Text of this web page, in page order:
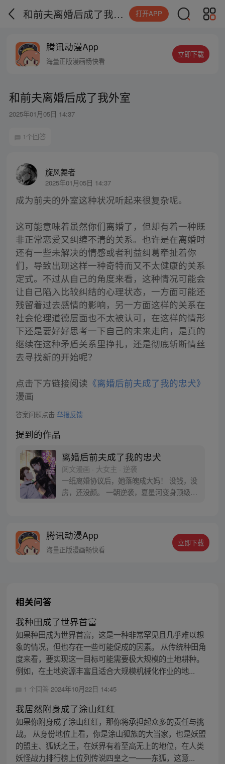
和前夫离婚后成了我外室 打开APP
腾讯动漫App
海量正版漫画畅快看
立即下载
和前夫离婚后成了我外室
2025年01月05日 14:37
1个回答
旋风舞者
2025年01月05日 14:37
成为前夫的外室这种状况听起来很复杂呢。
这可能意味着虽然你们离婚了，但却有着一种既
非正常恋爱又纠缠不清的关系。也许是在离婚时
还有一些未解决的情感或者利益纠葛牵扯着你
们，导致出现这样一种奇特而又不太健康的关系
定式。不过从自己的角度来看，这种情况可能会
让自己陷入比较纠结的心理状态，一方面可能还
残留着过去感情的影响，另一方面这样的关系在
社会伦理道德层面也不太被认可，在这样的情形
下还是要好好思考一下自己的未来走向，是真的
继续在这种矛盾关系里挣扎，还是彻底斩断情丝
去寻找新的开始呢？
点击下方链接阅读 《离婚后前夫成了我的忠犬》
漫画
答案问题点击 举报反馈
提到的作品
离婚后前夫成了我的忠犬
阅文漫画 · 大女主 · 逆袭
一纸离婚协议后，她落魄成大妈！ 没钱，没
房，还没颜。 一朝逆袭，夏星河变身顶级黑
腾讯动漫App
海量正版漫画畅快看
立即下载
相关问答
我种田成了世界首富
如果种田成为世界首富，这是一种非常罕见且几乎难以想
象的情况，但也存在一些可能促成的因素。 从传统种田角
度来看，要实现这一目标可能需要极大规模的土地耕种。
例如，在土地资源丰富且适合大规模机械化作业的地...
1 个回答 2024年10月22日 14:45
我居然附身成了涂山红红
如果你附身成了涂山红红，那你将承担起众多的责任与挑
战。 从身份地位上看，你是涂山狐族的大当家，也是妖盟
的盟主、狐妖之王，在妖界有着至高无上的地位，在人类
妖怪战力排行榜上位列传说四皇之一——东狐，这意...